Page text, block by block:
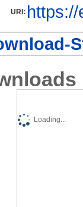
URI:
Loading...